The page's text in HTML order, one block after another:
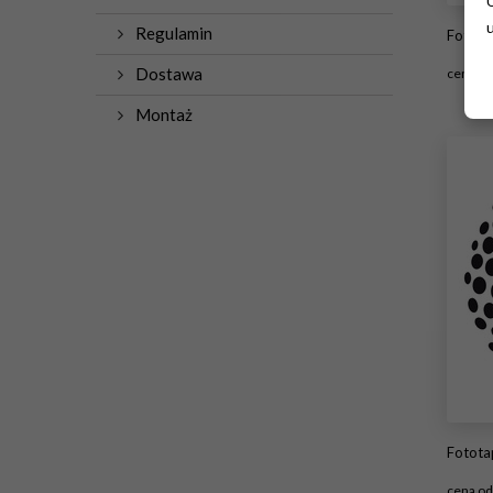
Regulamin
Dostawa
Montaż
cena od